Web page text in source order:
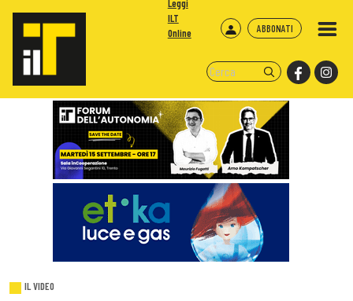
ABBONATI
Leggi
ILT
Online
IL VIDEO